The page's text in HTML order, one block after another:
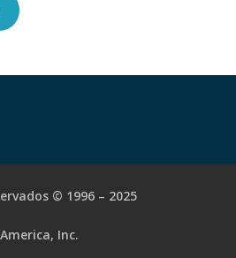
© 1996 – 2025
Inc.